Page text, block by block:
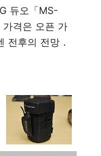
듀오「MS-
격은 오픈 가
전후의 전망．